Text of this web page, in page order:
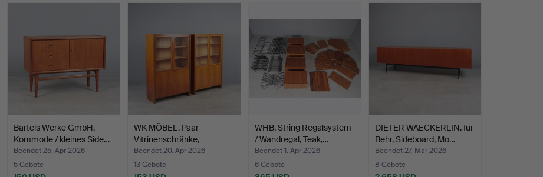
Bartels Werke GmbH,
Kommode / kleines Side…
Beendet 25. Apr 2026
5 Gebote
WK MÖBEL, Paar
Vitrinenschränke,
Kirschhol…
Beendet 20. Apr 2026
13 Gebote
WHB, String Regalsystem
/ Wandregal, Teak,…
Beendet 1. Apr 2026
6 Gebote
DIETER WAECKERLIN. für
Behr, Sideboard, Mo…
Beendet 27. Mär 2026
8 Gebote